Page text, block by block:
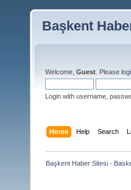
Başkent
Welcome, Guest . Please
Login with username,
Home Help Search
Başkent Haber Sitesi -